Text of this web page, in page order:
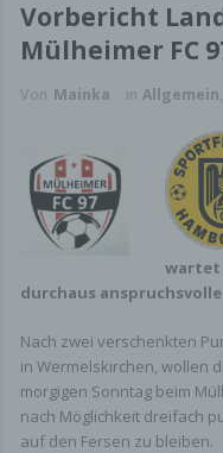
Vorbericht
Mülheimer FC
Von Mainka in Allgemein,
wartet
durchaus
Nach zwei verschenkten
in Wermelskirchen, wollen
morgigen Sonntag beim
nach Möglichkeit dreifach
auf den Fersen zu bleiben.